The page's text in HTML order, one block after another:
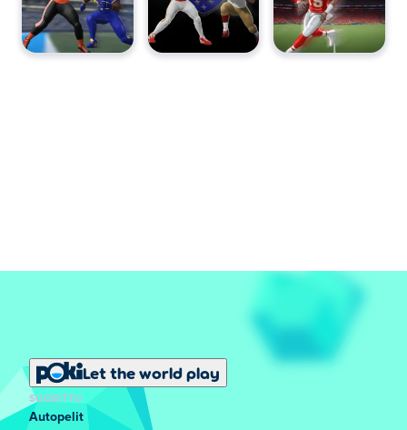
Let the world play
SUOSITTU
Autopelit